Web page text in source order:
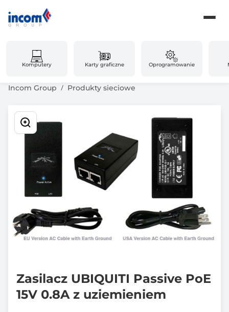
Komputery Karty graficzne Oprogramowanie
Incom Group Produkty sieciowe
Zasilacz UBIQUITI Passive PoE
15V 0.8A z uziemieniem